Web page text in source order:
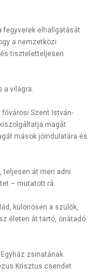
fegyverek elhallgatását
a nemzetközi
tiszteletteljesen
a világra.
fővárosi Szent István-
magát
mások jóindulatára és
teljesen át meri adni
– mutatott rá.
különösen a szülők,
életen át tartó, önátadó
zsinatának
Krisztus csendet